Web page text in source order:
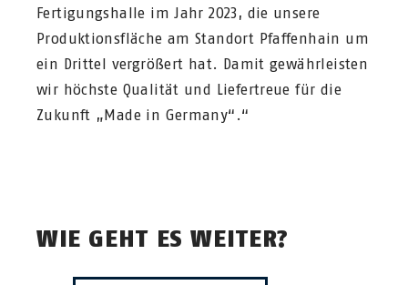
Fertigungshalle im Jahr 2023, die unsere
Produktionsfläche am Standort Pfaffenhain um
ein Drittel vergrößert hat. Damit gewährleisten
wir höchste Qualität und Liefertreue für die
Zukunft „Made in Germany“.“
WIE GEHT ES WEITER?